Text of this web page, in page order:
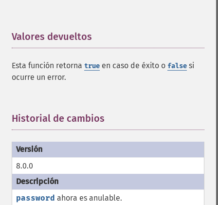
Valores devueltos
Esta función retorna true en caso de éxito o false si
ocurre un error.
Historial de cambios
8.0.0
password ahora es anulable.